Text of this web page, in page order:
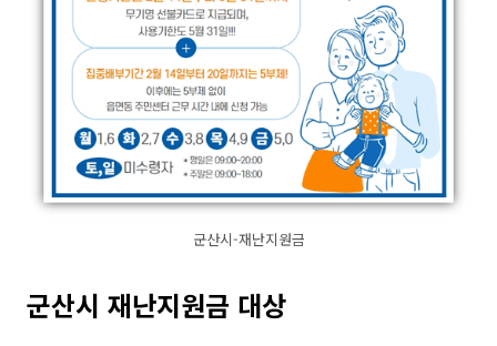
군산시-재난지원금
군산시 재난지원금 대상